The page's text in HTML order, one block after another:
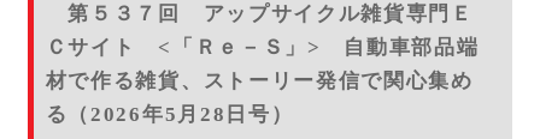
第５３７回 アップサイクル雑貨専門Ｅ
Ｃサイト <「Ｒｅ－Ｓ」> 自動車部品端
材で作る雑貨、ストーリー発信で関心集め
る（2026年5月28日号）